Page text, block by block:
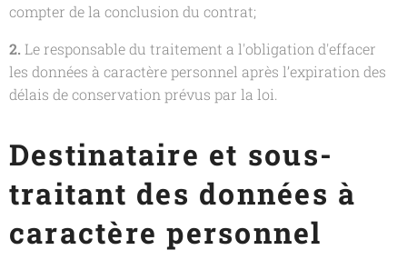
compter de la conclusion du contrat;
2. Le responsable du traitement a l'obligation d'effacer
les données à caractère personnel après l’expiration des
délais de conservation prévus par la loi.
Destinataire et sous-
traitant des données à
caractère personnel